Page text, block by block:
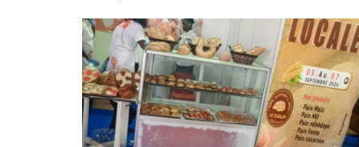
Energie/Environnement
Construction/BTP
Services marchands